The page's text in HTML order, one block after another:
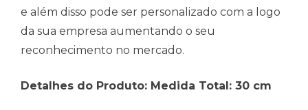
e além disso pode ser personalizado com a logo
da sua empresa aumentando o seu
reconhecimento no mercado.
Detalhes do Produto: Medida Total: 30 cm